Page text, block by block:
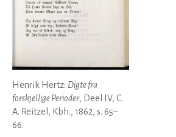
Henrik Hertz: Digte fra
forskjellige Perioder, Deel IV, C.
A. Reitzel, Kbh., 1862, s. 65–
66.